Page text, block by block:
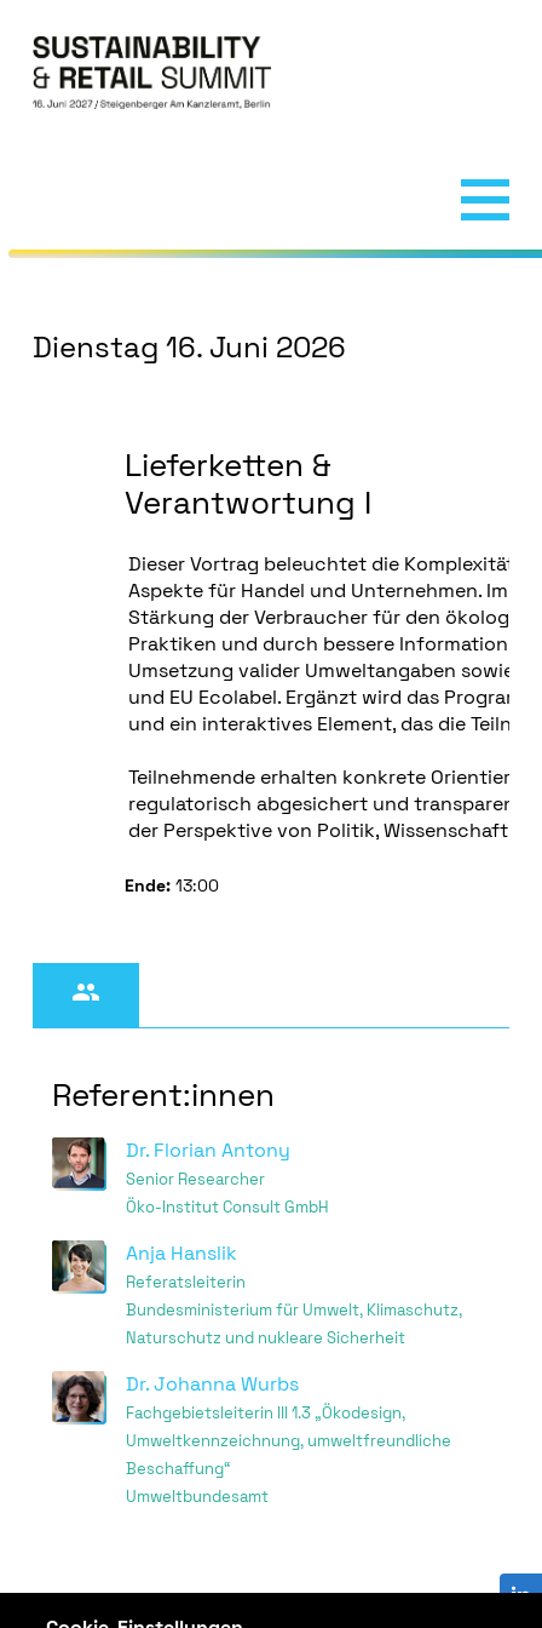
Downloadbereich
Welcome Reception
Impressionen
Jetzt anmelden
Dienstag 16. Juni 2026
Lieferketten &
Verantwortung I
Dieser Vortrag beleuchtet die Komplexität
Aspekte für Handel und Unternehmen. Im
Stärkung der Verbraucher für den
Praktiken und durch bessere
Umsetzung valider Umweltangaben sowie
und EU Ecolabel. Ergänzt wird das
und ein interaktives Element, das die
Teilnehmende erhalten konkrete
regulatorisch abgesichert und transparent
der Perspektive von Politik, Wissenschaft
Ende: 13:00

Referent:innen
Dr. Florian Antony
Senior Researcher
Öko-Institut Consult GmbH
Anja Hanslik
Referatsleiterin
Bundesministerium für Umwelt, Klimaschutz,
Naturschutz und nukleare Sicherheit
Dr. Johanna Wurbs
Fachgebietsleiterin III 1.3 „Ökodesign,
Umweltkennzeichnung, umweltfreundliche
Beschaffung“
Umweltbundesamt